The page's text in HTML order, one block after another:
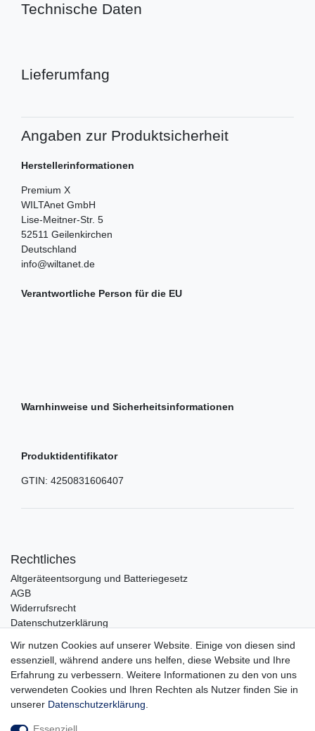
Technische Daten
Lieferumfang
Angaben zur Produktsicherheit
Herstellerinformationen
Premium X
WILTAnet GmbH
Lise-Meitner-Str. 5
52511 Geilenkirchen
Deutschland
info@wiltanet.de
Verantwortliche Person für die EU
Warnhinweise und Sicherheitsinformationen
Produktidentifikator
GTIN: 4250831606407
Rechtliches
Altgeräteentsorgung und Batteriegesetz
AGB
Widerrufsrecht
Datenschutzerklärung
Impressum
Service
Zahlungsarten
Lieferung und Abholung
Wir nutzen Cookies auf unserer Website. Einige von diesen sind
essenziell, während andere uns helfen, diese Website und Ihre
Erfahrung zu verbessern. Weitere Informationen zu den von uns
verwendeten Cookies und Ihren Rechten als Nutzer finden Sie in
unserer Daten­schutz­erklärung